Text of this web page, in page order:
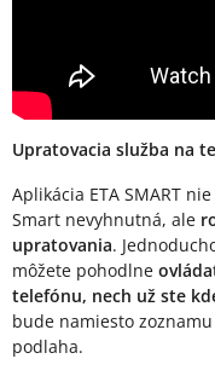
Upratovacia služba na
Aplikácia ETA SMART
Smart nevyhnutná, ale
upratovania.
môžete pohodlne
telefónu, nech už ste
bude namiesto
podlaha.